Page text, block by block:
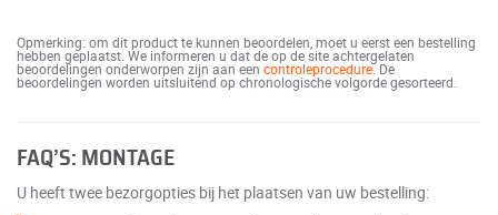
Opmerking: om dit product te kunnen beoordelen, moet u eerst een bestelling
hebben geplaatst. We informeren u dat de op de site achtergelaten
beoordelingen onderworpen zijn aan een controleprocedure. De
beoordelingen worden uitsluitend op chronologische volgorde gesorteerd.
FAQ’S: MONTAGE
U heeft twee bezorgopties bij het plaatsen van uw bestelling: